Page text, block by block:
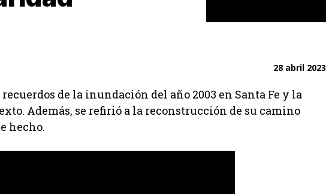
28 abril 2023
de la inundación del año 2003 en Santa Fe y la
Además, se refirió a la reconstrucción de su camino
hecho.